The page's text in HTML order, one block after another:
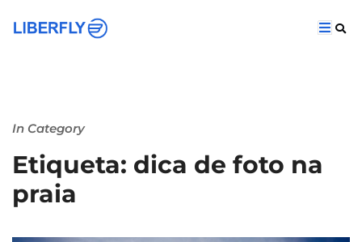
In Category
Etiqueta: dica de foto na
praia